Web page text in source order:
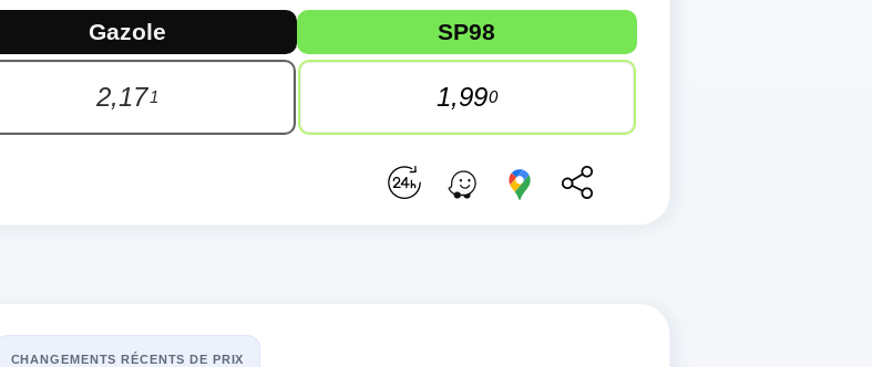
Relais d'Albert à Albert. Carburants disponibles : SP98, Gazole, E10 et GPLc. Dernière mise à jour
Gazole
2,171
SP98
1,990
CHANGEMENTS RÉCENTS DE PRIX